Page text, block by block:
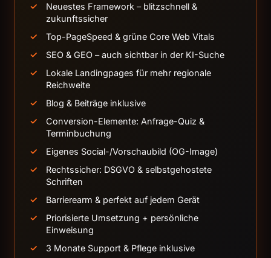
Neuestes Framework – blitzschnell &
zukunftssicher
Top-PageSpeed & grüne Core Web Vitals
SEO & GEO – auch sichtbar in der KI-Suche
Lokale Landingpages für mehr regionale
Reichweite
Blog & Beiträge inklusive
Conversion-Elemente: Anfrage-Quiz &
Terminbuchung
Eigenes Social-/Vorschaubild (OG-Image)
Rechtssicher: DSGVO & selbstgehostete
Schriften
Barrierearm & perfekt auf jedem Gerät
Priorisierte Umsetzung + persönliche
Einweisung
3 Monate Support & Pflege inklusive